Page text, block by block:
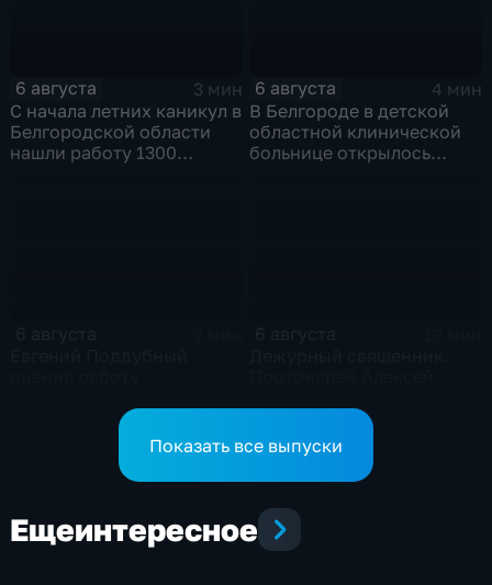
6 августа
3 мин
С начала летних каникул в
Белгородской области
нашли работу 1300
6 августа
4 мин
В Белгороде в детской
областной клинической
больнице открылось
в Грайворонском округе
Показать все выпуски
Ещеинтересное